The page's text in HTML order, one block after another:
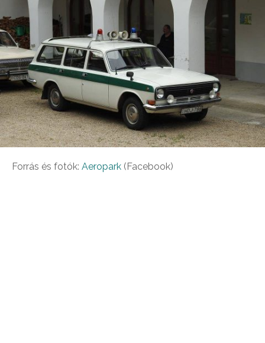
Forrás és fotók: Aeropark (Facebook)